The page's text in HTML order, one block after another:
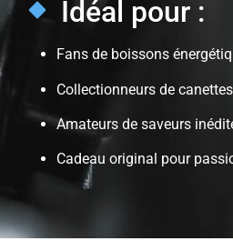
Idéal pour :
Fans de boissons
Collectionneurs de
Amateurs de saveurs
Cadeau original pour